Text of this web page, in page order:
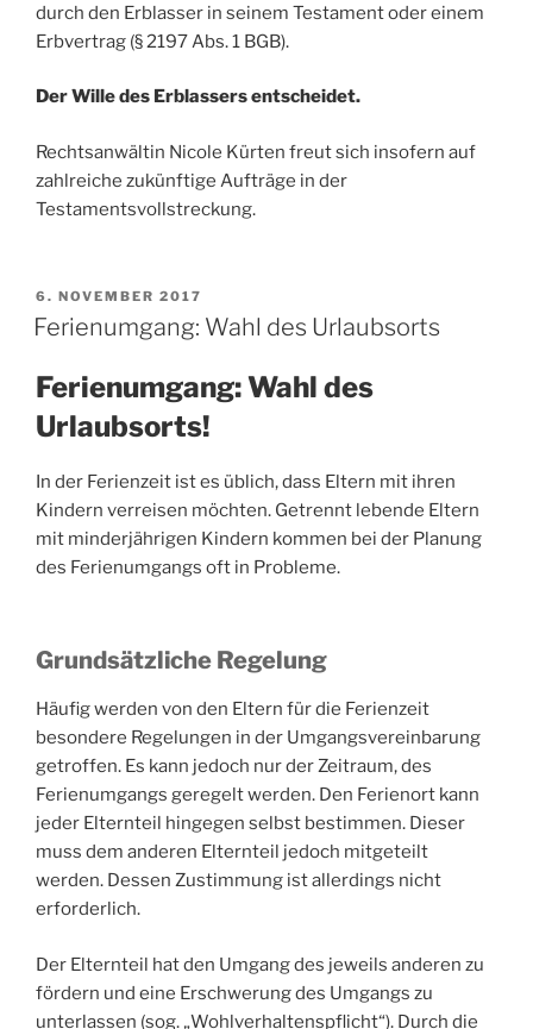
durch den Erblasser in seinem Testament oder einem
Erbvertrag (§ 2197 Abs. 1 BGB).
Der Wille des Erblassers entscheidet.
Rechtsanwältin Nicole Kürten freut sich insofern auf
zahlreiche zukünftige Aufträge in der
Testamentsvollstreckung.
VERÖFFENTLICHT
AM
6. NOVEMBER 2017
Ferienumgang: Wahl des Urlaubsorts
Ferienumgang: Wahl des
Urlaubsorts!
In der Ferienzeit ist es üblich, dass Eltern mit ihren
Kindern verreisen möchten. Getrennt lebende Eltern
mit minderjährigen Kindern kommen bei der Planung
des Ferienumgangs oft in Probleme.
Grundsätzliche Regelung
Häufig werden von den Eltern für die Ferienzeit
besondere Regelungen in der Umgangsvereinbarung
getroffen. Es kann jedoch nur der Zeitraum, des
Ferienumgangs geregelt werden. Den Ferienort kann
jeder Elternteil hingegen selbst bestimmen. Dieser
muss dem anderen Elternteil jedoch mitgeteilt
werden. Dessen Zustimmung ist allerdings nicht
erforderlich.
Der Elternteil hat den Umgang des jeweils anderen zu
fördern und eine Erschwerung des Umgangs zu
unterlassen (sog. „Wohlverhaltenspflicht“). Durch die